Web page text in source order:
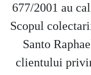
677/2001 au
Scopul
Santo
clientului